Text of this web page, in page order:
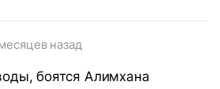
назад
боятся Алимхана